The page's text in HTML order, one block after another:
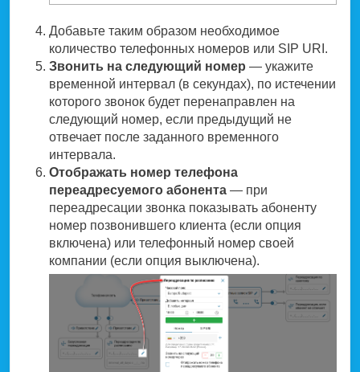
Добавьте таким образом необходимое
количество телефонных номеров или SIP URI.
Звонить на следующий номер — укажите
временной интервал (в секундах), по истечении
которого звонок будет перенаправлен на
следующий номер, если предыдущий не
отвечает после заданного временного
интервала.
Отображать номер телефона
переадресуемого абонента — при
переадресации звонка показывать абоненту
номер позвонившего клиента (если опция
включена) или телефонный номер своей
компании (если опция выключена).